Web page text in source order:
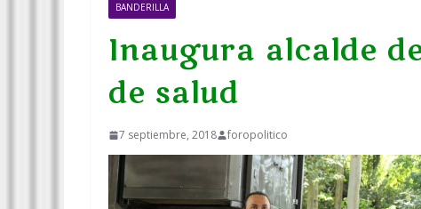
BANDERILLA
Inaugura alcalde
de salud
7 septiembre, 2018 foropolitico